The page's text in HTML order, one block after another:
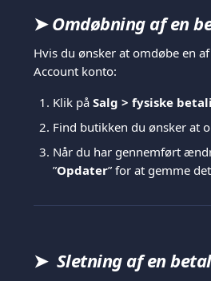
➤ Omdøbning af en
Hvis du ønsker at omdøbe en
Account konto:
Klik på Salg > fysiske
Find butikken du ønsker at
Når du har gennemført
”Opdater” for at gemme
➤
Sletning af en